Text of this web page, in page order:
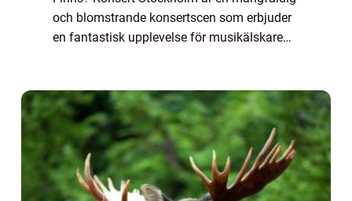
och blomstrande konsertscen som erbjuder
en fantastisk upplevelse för musikälskare